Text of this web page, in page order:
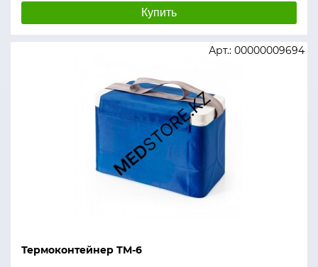
Купить
Термоконтейнер ТМ-6
Арт.: 00000009694